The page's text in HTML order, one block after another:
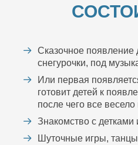
Сказочное появление
снегурочки, под
Или первая
готовит детей к
после чего все
Знакомство с детками
Шуточные игры,